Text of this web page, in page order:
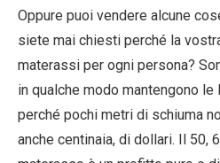
Oppure puoi vendere alcune
siete mai chiesti perché la
materassi per ogni persona?
in qualche modo mantengono
perché pochi metri di schiuma
anche centinaia, di dollari. Il 50,